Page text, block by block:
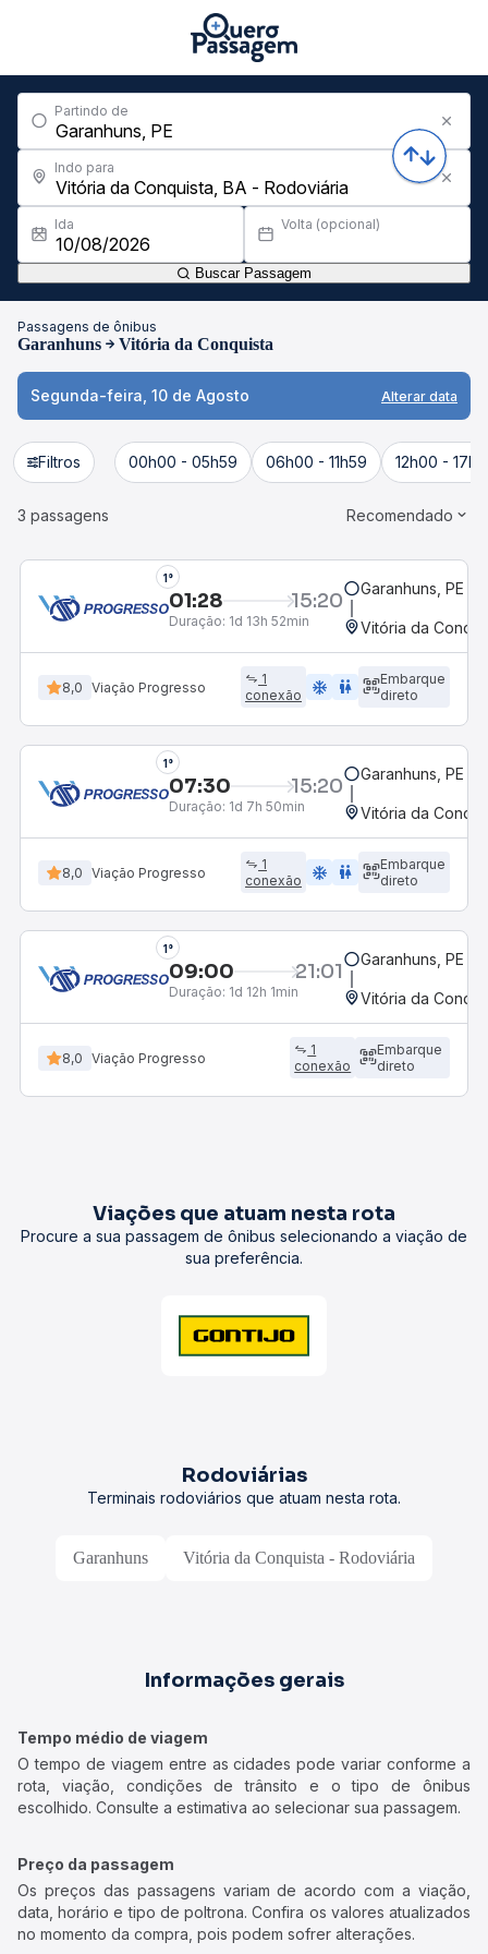
Partindo de
Indo para
Ida Volta (opcional)
Buscar Passagem
Passagens de ônibus
Garanhuns Vitória da Conquista
Segunda-feira, 10 de Agosto Alterar data
Filtros 00h00 - 05h59 06h00 - 11h59 12h00 -
3 passagens Recomendado
1°
01:28 15:20
Duração: 1d 13h 52min
Garanhuns, PE
Vitória da
8,0 Viação Progresso
1
conexão
ac_unit wc
Embarque
direto
1°
07:30 15:20
Duração: 1d 7h 50min
Garanhuns, PE
Vitória da
8,0 Viação Progresso
1
conexão
ac_unit wc
Embarque
direto
1°
09:00 21:01
Duração: 1d 12h 1min
Garanhuns, PE
Vitória da
8,0 Viação Progresso
1
conexão
Embarque
direto
Viações que atuam nesta rota
Procure a sua passagem de ônibus selecionando a viação de
sua preferência.
Rodoviárias
Terminais rodoviários que atuam nesta rota.
Garanhuns Vitória da Conquista - Rodoviária
Informações gerais
Tempo médio de viagem
O tempo de viagem entre as cidades pode variar conforme a
rota, viação, condições de trânsito e o tipo de ônibus
escolhido. Consulte a estimativa ao selecionar sua passagem.
Preço da passagem
Os preços das passagens variam de acordo com a viação,
data, horário e tipo de poltrona. Confira os valores atualizados
no momento da compra, pois podem sofrer alterações.